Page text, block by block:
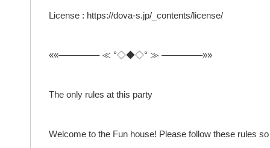
License : https://dova-s.jp/_contents/license/
««————– ≪ °◇◆◇° ≫ ————–»»
The only rules at this party
Welcome to the Fun house! Please follow these rules